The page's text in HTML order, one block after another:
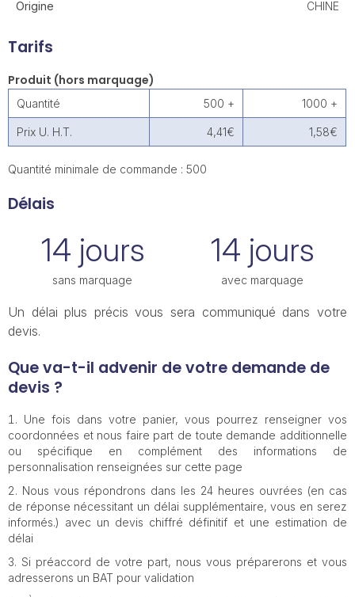
Origine CHINE
Tarifs
Produit (hors marquage)
Quantité 500 + 1000 +
Prix U. H.T. 4,41€ 1,58€
Quantité minimale de commande : 500
Délais
14 jours
sans marquage
14 jours
avec marquage
Un délai plus précis vous sera communiqué dans votre
devis.
Que va-t-il advenir de votre demande de
devis ?
Une fois dans votre panier, vous pourrez renseigner vos
coordonnées et nous faire part de toute demande additionnelle
ou spécifique en complément des informations de
personnalisation renseignées sur cette page
Nous vous répondrons dans les 24 heures ouvrées (en cas
de réponse nécessitant un délai supplémentaire, vous en serez
informés.) avec un devis chiffré définitif et une estimation de
délai
Si préaccord de votre part, nous vous préparerons et vous
adresserons un BAT pour validation